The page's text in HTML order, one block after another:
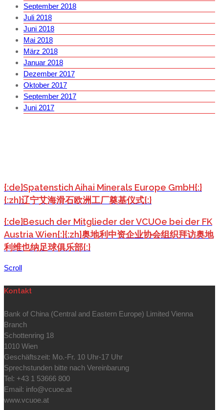
September 2018
Juli 2018
Juni 2018
Mai 2018
März 2018
Januar 2018
Dezember 2017
Oktober 2017
September 2017
Juni 2017
{:de}Spatenstich Aihai Minerals Europe GmbH{:}
{:zh}辽宁艾海滑石欧洲工厂奠基仪式{:}
{:de}Besuch der Mitglieder der VCUOe bei der FK
Austria Wien{:}{:zh}奥地利中资企业协会组织拜访奥地
利维也纳足球俱乐部{:}
Scroll
Kontakt
Bank of China (Central and Eastern Europe) Limited Vienna
Branch
Schottenring 18
1010 Wien
Geschäftszeit: Mo.-Fr. 10 Uhr-17 Uhr
Sprechstunden bitte nach Vereinbarung
Tel: +43 1 53666 800
Email: info@vcuoe.at
www.vcuoe.at